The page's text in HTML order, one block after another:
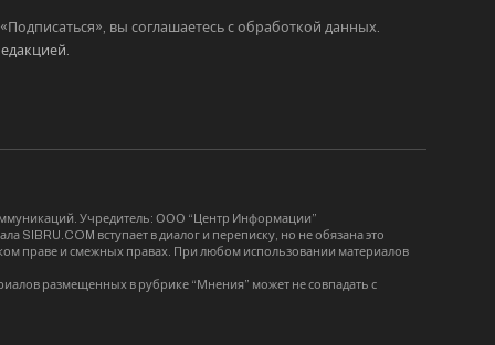
вы соглашаетесь с обработкой данных.
Учредитель: ООО “Центр Информации”
SIBRU.COM вступает в диалог и переписку, но не обязана это
праве и смежных правах. При любом использовании материалов
размещенных в рубрике “Мнения” может не совпадать с